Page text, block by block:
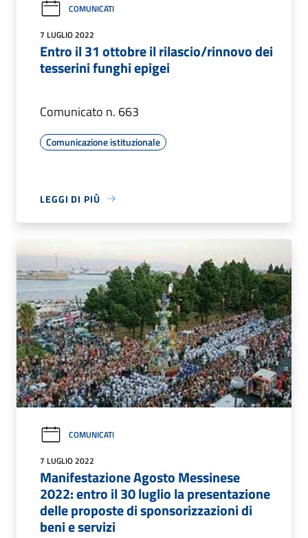
COMUNICATI
7 LUGLIO 2022
Entro il 31 ottobre il rilascio/rinnovo dei
tesserini funghi epigei
Comunicato n. 663
Comunicazione istituzionale
LEGGI DI PIÙ
COMUNICATI
7 LUGLIO 2022
Manifestazione Agosto Messinese
2022: entro il 30 luglio la presentazione
delle proposte di sponsorizzazioni di
beni e servizi